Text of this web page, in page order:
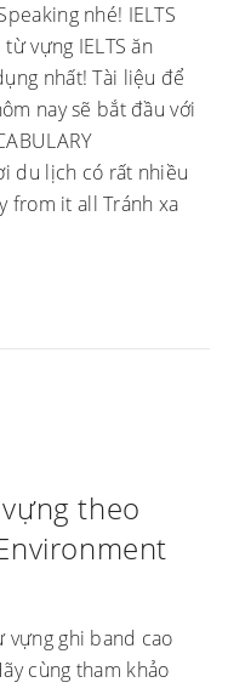
nhé! IELTS
vựng IELTS ăn
nhất! Tài liệu để
nay sẽ bắt đầu với
du lịch có rất nhiều
from it all Tránh xa
vựng theo
vựng ghi band cao
cùng tham khảo